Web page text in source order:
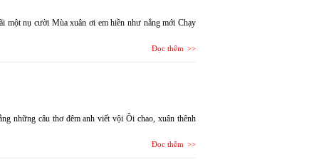
một nụ cười Mùa xuân ơi em hiền như nắng mới Chạy
Đọc thêm
những câu thơ đêm anh viết vội Ôi chao, xuân thênh
Đọc thêm